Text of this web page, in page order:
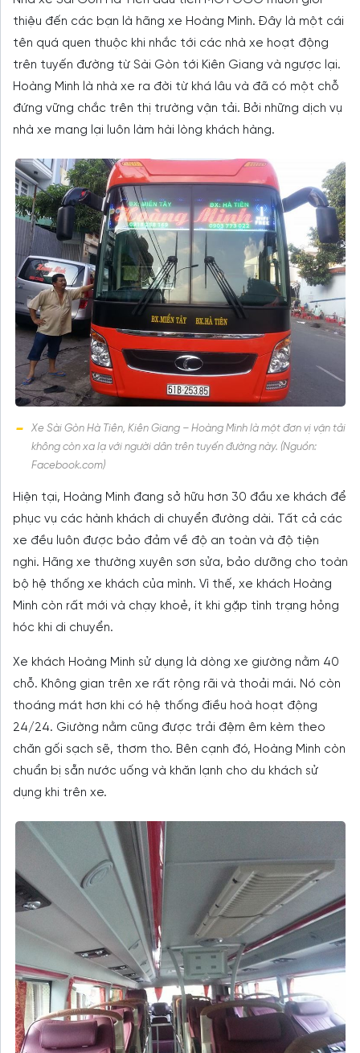
thiệu đến các bạn là hãng xe Hoàng Minh. Đây là một cái
tên quá quen thuộc khi nhắc tới các nhà xe hoạt động
trên tuyến đường từ Sài Gòn tới Kiên Giang và ngược lại.
Hoàng Minh là nhà xe ra đời từ khá lâu và đã có một chỗ
đứng vững chắc trên thị trường vận tải. Bởi những dịch vụ
nhà xe mang lại luôn làm hài lòng khách hàng.
Xe Sài Gòn Hà Tiên, Kiên Giang – Hoàng Minh là một đơn vị vận tải
không còn xa lạ với người dân trên tuyến đường này. (Nguồn:
Facebook.com)
Hiện tại, Hoàng Minh đang sở hữu hơn 30 đầu xe khách để
phục vụ các hành khách di chuyển đường dài. Tất cả các
xe đều luôn được bảo đảm về độ an toàn và độ tiện
nghi. Hãng xe thường xuyên sơn sửa, bảo dưỡng cho toàn
bộ hệ thống xe khách của mình. Vì thế, xe khách Hoàng
Minh còn rất mới và chạy khoẻ, ít khi gặp tình trạng hỏng
hóc khi di chuyển.
Xe khách Hoàng Minh sử dụng là dòng xe giường nằm 40
chỗ. Không gian trên xe rất rộng rãi và thoải mái. Nó còn
thoáng mát hơn khi có hệ thống điều hoà hoạt động
24/24. Giường nằm cũng được trải đệm êm kèm theo
chăn gối sạch sẽ, thơm tho. Bên cạnh đó, Hoàng Minh còn
chuẩn bị sẵn nước uống và khăn lạnh cho du khách sử
dụng khi trên xe.